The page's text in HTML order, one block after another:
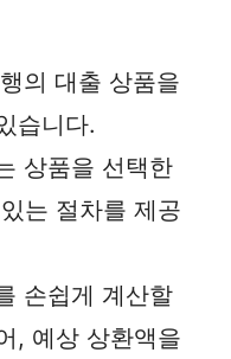
의 대출 상품을
습니다.
상품을 선택한
는 절차를 제공
손쉽게 계산할
, 예상 상환액을